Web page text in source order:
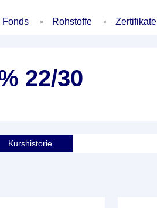
Fonds Rohstoffe Zertifikate
22/30
Kurshistorie